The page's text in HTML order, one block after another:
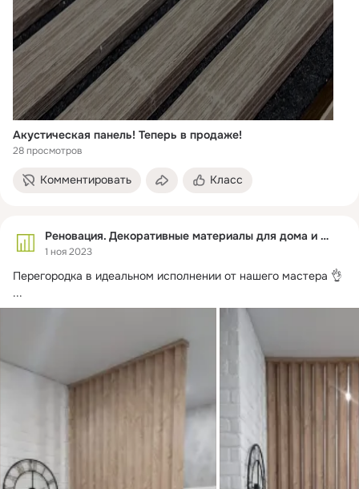
Акустическая панель! Теперь в продаже!
28 просмотров
Комментировать Класс
Реновация. Декоративные материалы для дома и офиса
1 ноя 2023
Перегородка в идеальном исполнении от нашего мастера 👌
...